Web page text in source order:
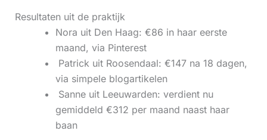
Resultaten uit de praktijk
Nora uit Den Haag: €86 in haar eerste
maand, via Pinterest
‍ Patrick uit Roosendaal: €147 na 18 dagen,
via simpele blogartikelen
‍ Sanne uit Leeuwarden: verdient nu
gemiddeld €312 per maand naast haar
baan